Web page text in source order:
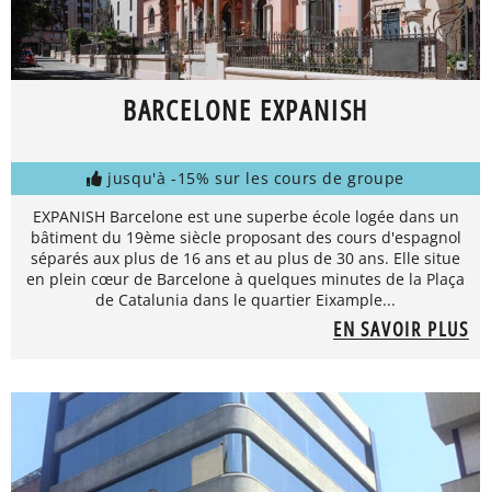
BARCELONE EXPANISH
jusqu'à -15% sur les cours de groupe
EXPANISH Barcelone est une superbe école logée dans un
bâtiment du 19ème siècle proposant des cours d'espagnol
séparés aux plus de 16 ans et au plus de 30 ans. Elle situe
en plein cœur de Barcelone à quelques minutes de la Plaça
de Catalunia dans le quartier Eixample...
EN SAVOIR PLUS